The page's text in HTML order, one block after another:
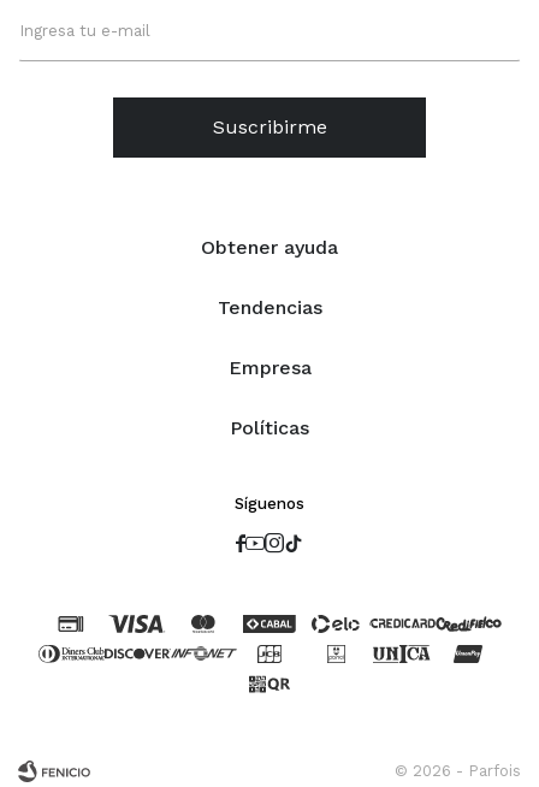
Obtener ayuda
Tendencias
Empresa
Políticas
Suscribirme
Síguenos

© 2026 - Parfois